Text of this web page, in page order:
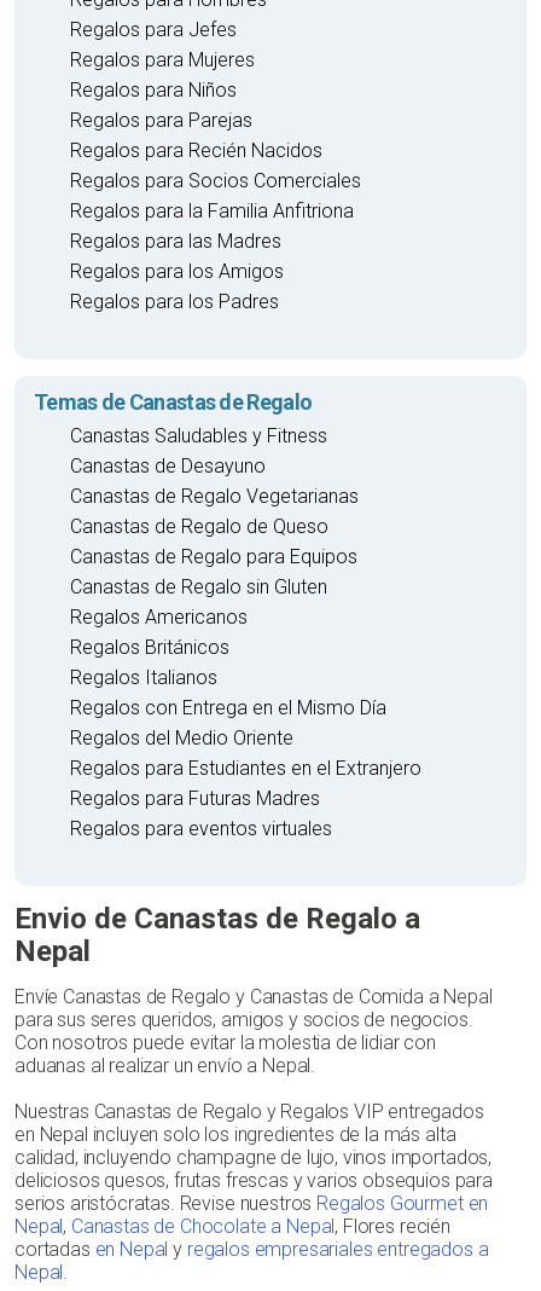
Regalos para Jefes
Regalos para Mujeres
Regalos para Niños
Regalos para Parejas
Regalos para Recién Nacidos
Regalos para Socios Comerciales
Regalos para la Familia Anfitriona
Regalos para las Madres
Regalos para los Amigos
Regalos para los Padres
Temas de Canastas de Regalo
Canastas Saludables y Fitness
Canastas de Desayuno
Canastas de Regalo Vegetarianas
Canastas de Regalo de Queso
Canastas de Regalo para Equipos
Canastas de Regalo sin Gluten
Regalos Americanos
Regalos Británicos
Regalos Italianos
Regalos con Entrega en el Mismo Día
Regalos del Medio Oriente
Regalos para Estudiantes en el Extranjero
Regalos para Futuras Madres
Regalos para eventos virtuales
Envio de Canastas de Regalo a
Nepal
Envíe Canastas de Regalo y Canastas de Comida a Nepal
para sus seres queridos, amigos y socios de negocios.
Con nosotros puede evitar la molestia de lidiar con
aduanas al realizar un envío a Nepal.
Nuestras Canastas de Regalo y Regalos VIP entregados
en Nepal incluyen solo los ingredientes de la más alta
calidad, incluyendo champagne de lujo, vinos importados,
deliciosos quesos, frutas frescas y varios obsequios para
serios aristócratas. Revise nuestros Regalos Gourmet en
Nepal, Canastas de Chocolate a Nepal, Flores recién
cortadas en Nepal y regalos empresariales entregados a
Nepal.